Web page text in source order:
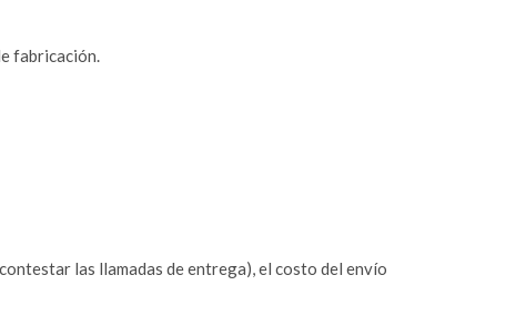
fabricación.
las llamadas de entrega), el costo del envío